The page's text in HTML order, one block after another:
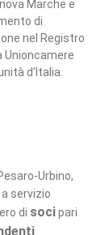
Marche e
di
nel Registro
Unioncamere
d’Italia.
Urbino,
a servizio
di socipari